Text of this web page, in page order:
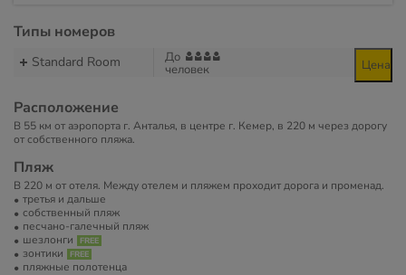
Типы номеров
Standard Room До
человек Цена
Расположение
В 55 км от аэропорта г. Анталья, в центре г. Кемер, в 220 м через дорогу
от собственного пляжа.
Пляж
В 220 м от отеля. Между отелем и пляжем проходит дорога и променад.
третья и дальше
собственный пляж
песчано-галечный пляж
шезлонги
зонтики
пляжные полотенца